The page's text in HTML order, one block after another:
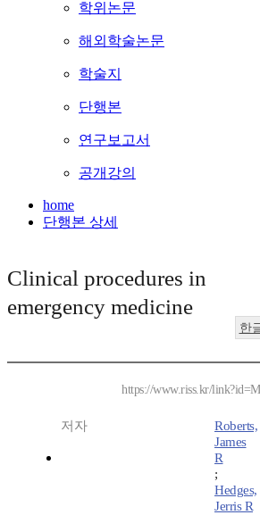
학위논문
해외학술논문
학술지
단행본
연구보고서
공개강의
home
단행본 상세
Clinical procedures in
emergency medicine
한
https://www.riss.kr/
저자
Roberts,
James
R
;
Hedges,
Jerris R